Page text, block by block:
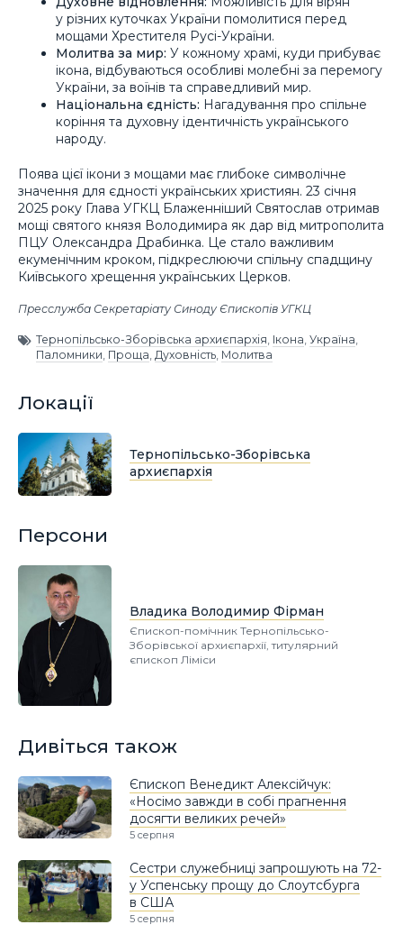
у різних куточках України помолитися перед
мощами Хрестителя Русі-України.
Молитва за мир: У кожному храмі, куди прибуває
ікона, відбуваються особливі молебні за перемогу
України, за воїнів та справедливий мир.
Національна єдність: Нагадування про спільне
коріння та духовну ідентичність українського
народу.
Поява цієї ікони з мощами має глибоке символічне
значення для єдності українських християн. 23 січня
2025 року Глава УГКЦ Блаженніший Святослав отримав
мощі святого князя Володимира як дар від митрополита
ПЦУ Олександра Драбинка. Це стало важливим
екуменічним кроком, підкреслюючи спільну спадщину
Київського хрещення українських Церков.
Пресслужба Секретаріату Синоду Єпископів УГКЦ
Тернопільсько-Зборівська архиєпархія, Ікона, Україна,
Паломники, Проща, Духовність, Молитва
Локації
Тернопільсько-Зборівська
архиєпархія
Персони
Владика Володимир Фірман
Єпископ-помічник Тернопільсько-
Зборівської архиєпархії, титулярний
єпископ Ліміси
Дивіться також
Єпископ Венедикт Алексійчук:
«Носімо завжди в собі прагнення
досягти великих речей»
5 серпня
Сестри служебниці запрошують на 72-
у Успенську прощу до Слоутсбурга
в США
5 серпня